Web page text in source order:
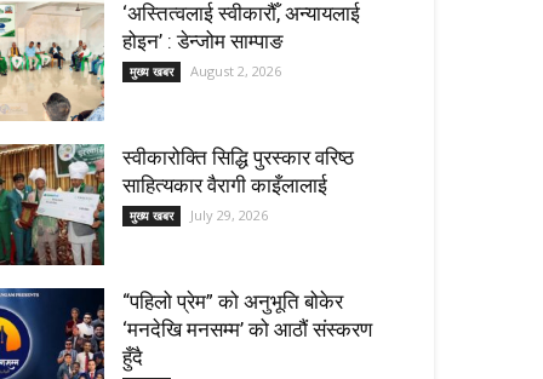
‘अस्तित्वलाई स्वीकारौँ, अन्यायलाई
होइन’ : डेन्जोम साम्पाङ
मुख्य खबर August 2, 2026
स्वीकारोक्ति सिद्धि पुरस्कार वरिष्ठ
साहित्यकार वैरागी काइँलालाई
मुख्य खबर July 29, 2026
“पहिलो प्रेम” को अनुभूति बोकेर
‘मनदेखि मनसम्म’ को आठौं संस्करण
हुँदै